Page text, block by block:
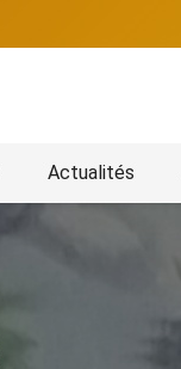
Actualités